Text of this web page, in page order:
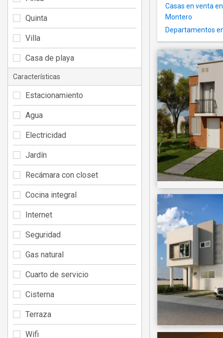
Casas en venta
Montero
Departamentos
Quinta
Villa
Casa de playa
Características
Estacionamiento
Agua
Electricidad
Jardín
Recámara con closet
Cocina integral
Internet
Seguridad
Gas natural
Cuarto de servicio
Cisterna
Terraza
Wifi